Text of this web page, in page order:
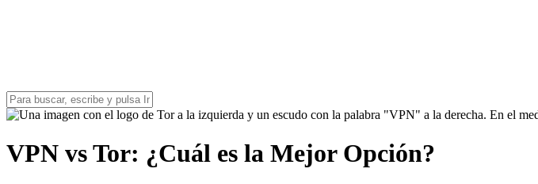
VPN vs Tor: ¿Cuál es la Mejor Opción?